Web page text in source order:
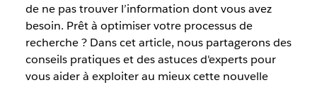
de ne pas trouver l’information dont vous avez
besoin. Prêt à optimiser votre processus de
recherche ? Dans cet article, nous partagerons des
conseils pratiques et des astuces d'experts pour
vous aider à exploiter au mieux cette nouvelle